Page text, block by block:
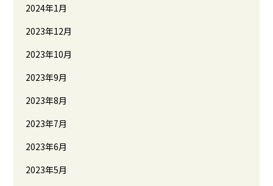
2024年1月
2023年12月
2023年10月
2023年9月
2023年8月
2023年7月
2023年6月
2023年5月